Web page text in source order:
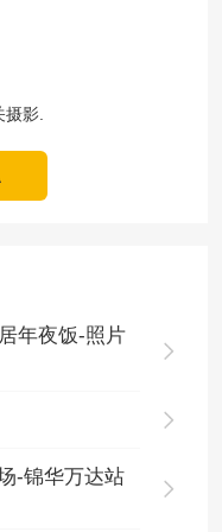
影.
年夜饭-照片
-锦华万达站